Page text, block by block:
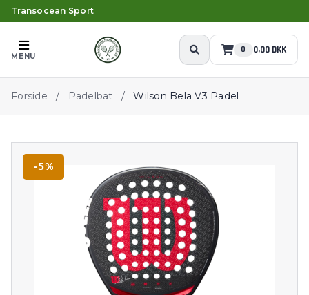
Transocean Sport
MENU
0 0,00 DKK
Forside / Padelbat / Wilson Bela V3 Padel
-5%